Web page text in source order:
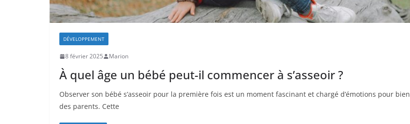
DÉVELOPPEMENT
8 février 2025 Marion
À quel âge un bébé peut-il commencer à s’asseoir ?
Observer son bébé s’asseoir pour la première fois est un moment fascinant et chargé d’émotions pour bien
des parents. Cette